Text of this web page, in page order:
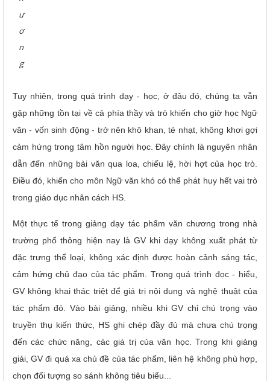
ư
ơ
n
g
Tuy nhiên, trong quá trình dạy - học, ở đâu đó, chúng ta vẫn
gặp những tồn tại về cả phía thầy và trò khiến cho giờ học Ngữ
văn - vốn sinh động - trở nên khô khan, tẻ nhạt, không khơi gợi
cảm hứng trong tâm hồn người học. Đây chính là nguyên nhân
dẫn đến những bài văn qua loa, chiếu lệ, hời hợt của học trò.
Điều đó, khiến cho môn Ngữ văn khó có thể phát huy hết vai trò
trong giáo dục nhân cách HS.
Một thực tế trong giảng dạy tác phẩm văn chương trong nhà
trường phổ thông hiện nay là GV khi dạy không xuất phát từ
đặc trưng thể loại, không xác định được hoàn cảnh sáng tác,
cảm hứng chủ đạo của tác phẩm. Trong quá trình đọc - hiểu,
GV không khai thác triệt để giá trị nội dung và nghệ thuật của
tác phẩm đó. Vào bài giảng, nhiều khi GV chỉ chú trọng vào
truyền thụ kiến thức, HS ghi chép đầy đủ mà chưa chú trọng
đến các chức năng, các giá trị của văn học. Trong khi giảng
giải, GV đi quá xa chủ đề của tác phẩm, liên hệ không phù hợp,
chọn đối tượng so sánh không tiêu biểu...